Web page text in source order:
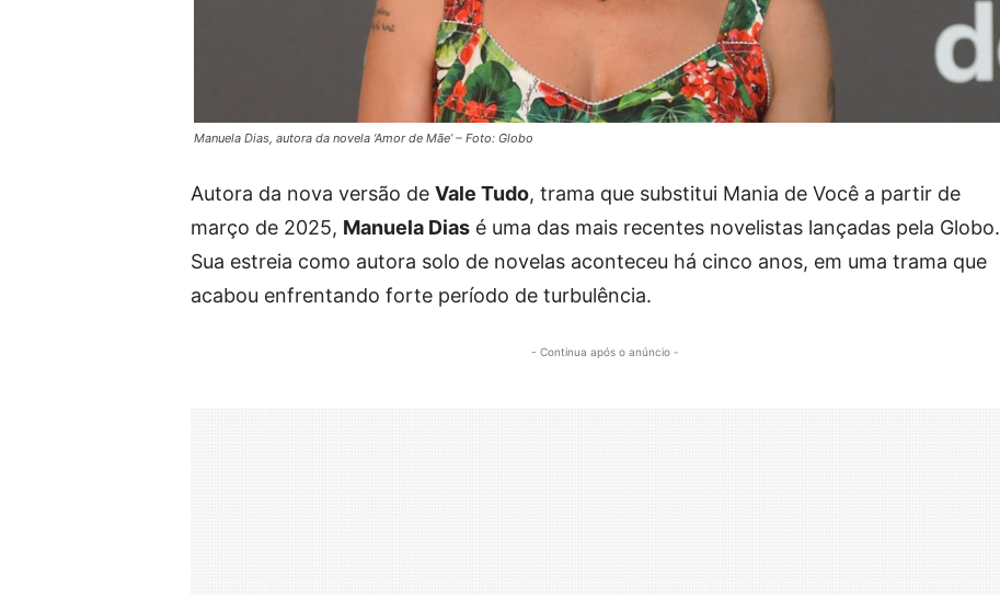
Manuela Dias, autora da novela ‘Amor de Mãe’ – Foto: Globo
Autora da nova versão de Vale Tudo, trama que substitui Mania de Você a partir de
março de 2025, Manuela Dias é uma das mais recentes novelistas lançadas pela Globo.
Sua estreia como autora solo de novelas aconteceu há cinco anos, em uma trama que
acabou enfrentando forte período de turbulência.
- Continua após o anúncio -